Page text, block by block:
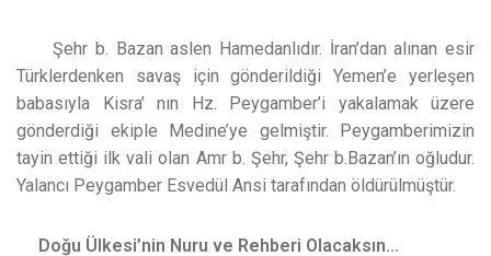
Şehr b. Bazan aslen Hamedanlıdır. İran’dan alınan esir
Türklerdenken savaş için gönderildiği Yemen’e yerleşen
babasıyla Kisra’ nın Hz. Peygamber’i yakalamak üzere
gönderdiği ekiple Medine’ye gelmiştir. Peygamberimizin
tayin ettiği ilk vali olan Amr b. Şehr, Şehr b.Bazan’ın oğludur.
Yalancı Peygamber Esvedül Ansi tarafından öldürülmüştür.
Doğu Ülkesi’nin Nuru ve Rehberi Olacaksın…